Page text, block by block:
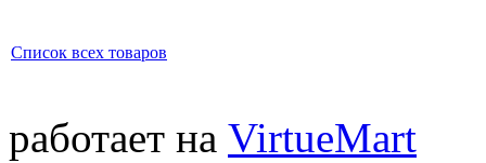
Список всех товаров
работает на VirtueMart